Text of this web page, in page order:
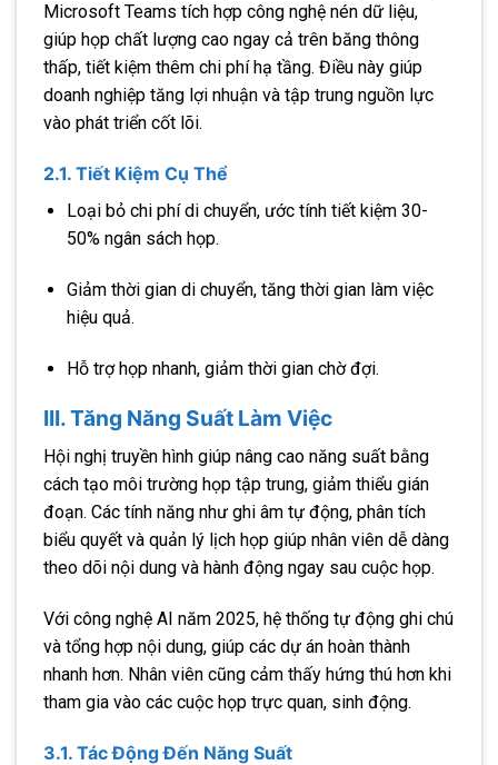
Microsoft Teams tích hợp công nghệ nén dữ liệu,
giúp họp chất lượng cao ngay cả trên băng thông
thấp, tiết kiệm thêm chi phí hạ tầng. Điều này giúp
doanh nghiệp tăng lợi nhuận và tập trung nguồn lực
vào phát triển cốt lõi.
2.1. Tiết Kiệm Cụ Thể
Loại bỏ chi phí di chuyển, ước tính tiết kiệm 30-
50% ngân sách họp.
Giảm thời gian di chuyển, tăng thời gian làm việc
hiệu quả.
Hỗ trợ họp nhanh, giảm thời gian chờ đợi.
III. Tăng Năng Suất Làm Việc
Hội nghị truyền hình giúp nâng cao năng suất bằng
cách tạo môi trường họp tập trung, giảm thiểu gián
đoạn. Các tính năng như ghi âm tự động, phân tích
biểu quyết và quản lý lịch họp giúp nhân viên dễ dàng
theo dõi nội dung và hành động ngay sau cuộc họp.
Với công nghệ AI năm 2025, hệ thống tự động ghi chú
và tổng hợp nội dung, giúp các dự án hoàn thành
nhanh hơn. Nhân viên cũng cảm thấy hứng thú hơn khi
tham gia vào các cuộc họp trực quan, sinh động.
3.1. Tác Động Đến Năng Suất